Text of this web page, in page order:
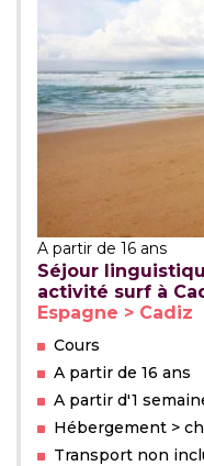
A partir de 16 ans
Séjour
activité surf à
Espagne > Cadiz
Cours
A partir de 16 ans
A partir d'1
Hébergement >
Transport non